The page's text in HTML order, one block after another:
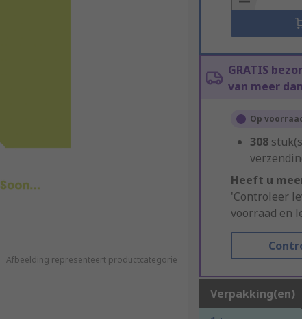
Afbeelding representeert productcategorie
GRATIS
van meer
Op
308
Heeft u
'Controleer
voorraad en
Verpakking(en)